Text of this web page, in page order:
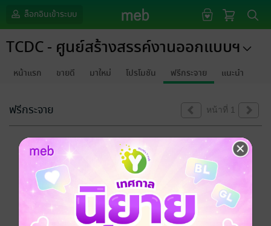
ล็อกอินเข้าระบบ
TCDC - ศูนย์สร้างสรรค์งานออกแบบฯ
หน้าแรก ขายดี มาใหม่ โปรโมชัน ฟรีกระจาย แนะนำ
ฟรีกระจาย หน้าที่ 1
ขออภัยด้วยนะคะ
ไม่พบข้อมูลในหัวข้อที่คุณกำลังชมค่ะ